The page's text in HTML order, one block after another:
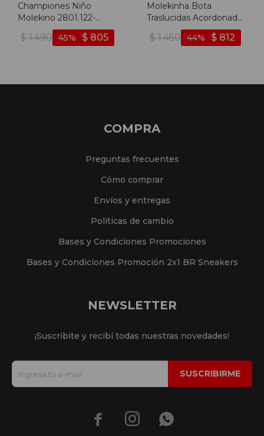
Championes Niño
Molekino 2801.122-
18110 - Marino-blanco
$ 1.490 $ 805
45
Molekinha Bota
Traslucidas Acordonadas
- Rosado-perla
$ 1.450 $ 812
44
COMPRA
Preguntas frecuentes
Cómo comprar
Envíos y entregas
Políticas de cambio
Bases y Condiciones Promociones
Bases y Condiciones Promoción 2x1 BR Sneakers
NEWSLETTER
¡Suscribite y recibí todas nuestras novedades!
SUSCRIBIRME
  